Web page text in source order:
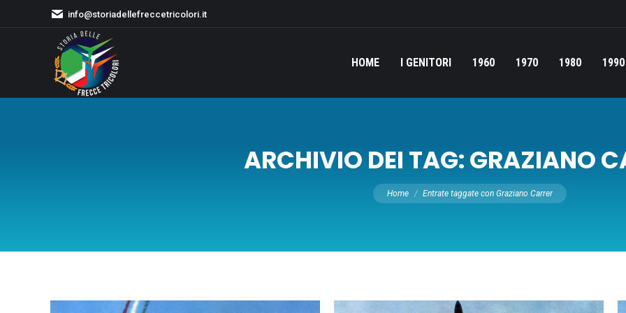
info@storiadellefreccetricolori.it
HOME I GENITORI 1960 1970 1980 1990
ARCHIVIO DEI TAG:GRAZIANO
Tu sei qui:
Home Entrate taggate con Graziano Carrer